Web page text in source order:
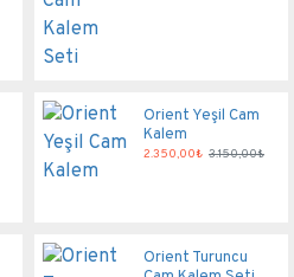
Orient Yeşil Cam
Kalem
2.350,00₺ 3.150,00₺
Orient Turuncu